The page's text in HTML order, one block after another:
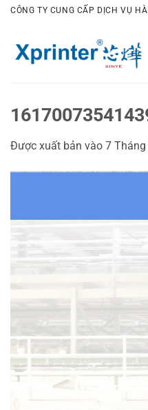
Bỏ
dung
CÔNG TY CUNG CẤP DỊCH VỤ
Được xuất bản vào 7